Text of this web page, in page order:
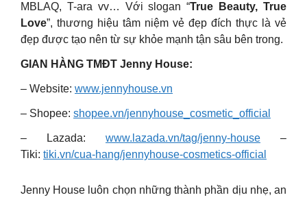
MBLAQ, T-ara vv… Với slogan “True Beauty, True
Love”, thương hiệu tâm niệm vẻ đẹp đích thực là vẻ
đẹp được tạo nên từ sự khỏe mạnh tận sâu bên trong.
GIAN HÀNG TMĐT Jenny House:
– Website: www.jennyhouse.vn
– Shopee: shopee.vn/jennyhouse_cosmetic_official
– Lazada: www.lazada.vn/tag/jenny-house –
Tiki: tiki.vn/cua-hang/jennyhouse-cosmetics-official
Jenny House luôn chọn những thành phần dịu nhẹ, an